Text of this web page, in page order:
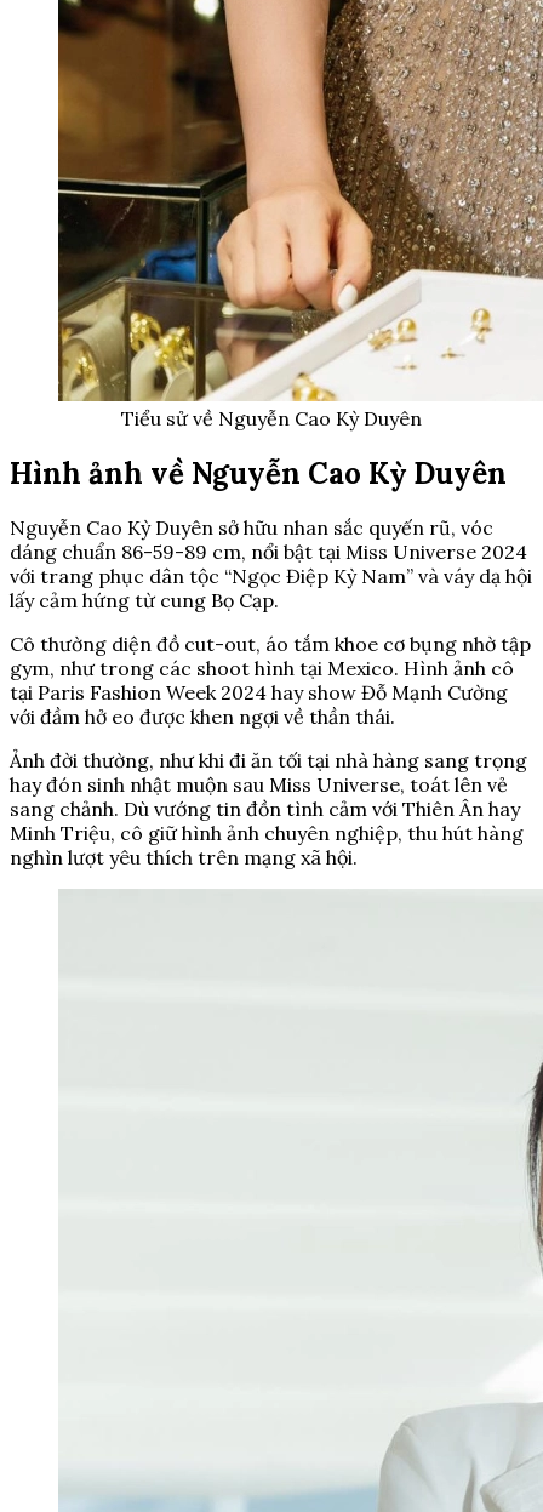
Tiểu sử về Nguyễn Cao Kỳ Duyên
Hình ảnh về Nguyễn Cao Kỳ Duyên
Nguyễn Cao Kỳ Duyên sở hữu nhan sắc quyến rũ, vóc
dáng chuẩn 86-59-89 cm, nổi bật tại Miss Universe 2024
với trang phục dân tộc “Ngọc Điệp Kỳ Nam” và váy dạ hội
lấy cảm hứng từ cung Bọ Cạp.
Cô thường diện đồ cut-out, áo tắm khoe cơ bụng nhờ tập
gym, như trong các shoot hình tại Mexico. Hình ảnh cô
tại Paris Fashion Week 2024 hay show Đỗ Mạnh Cường
với đầm hở eo được khen ngợi về thần thái.
Ảnh đời thường, như khi đi ăn tối tại nhà hàng sang trọng
hay đón sinh nhật muộn sau Miss Universe, toát lên vẻ
sang chảnh. Dù vướng tin đồn tình cảm với Thiên Ân hay
Minh Triệu, cô giữ hình ảnh chuyên nghiệp, thu hút hàng
nghìn lượt yêu thích trên mạng xã hội.